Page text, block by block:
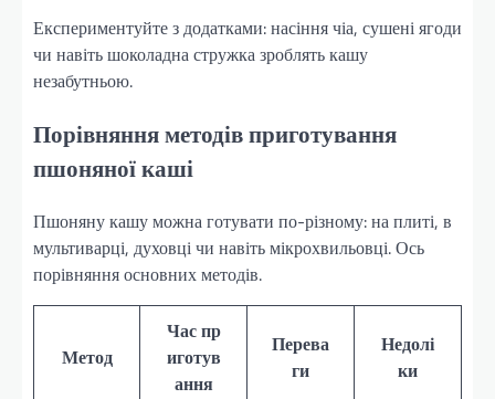
Експериментуйте з додатками: насіння чіа, сушені ягоди
чи навіть шоколадна стружка зроблять кашу
незабутньою.
Порівняння методів приготування
пшоняної каші
Пшоняну кашу можна готувати по-різному: на плиті, в
мультиварці, духовці чи навіть мікрохвильовці. Ось
порівняння основних методів.
Метод
Час пр
иготув
ання
Перева
ги
Недолі
ки